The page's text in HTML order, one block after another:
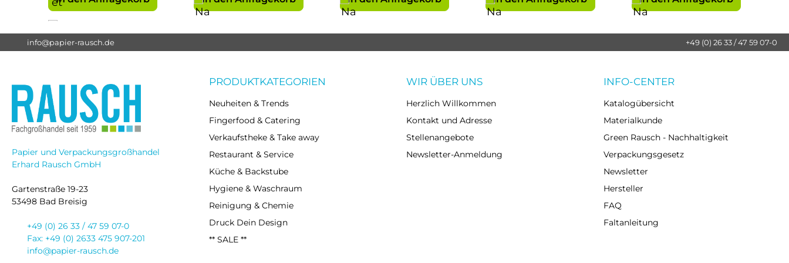
info@papier-rausch.de +49 (0) 26 33 / 47 59 07-0
Papier und Verpackungsgroßhandel
Erhard Rausch GmbH
Gartenstraße 19-23
53498 Bad Breisig
+49 (0) 26 33 / 47 59 07-0
Fax: +49 (0) 2633 475 907-201
info@papier-rausch.de
PRODUKTKATEGORIEN
Neuheiten & Trends
Fingerfood & Catering
Verkaufstheke & Take away
Restaurant & Service
Küche & Backstube
Hygiene & Waschraum
Reinigung & Chemie
Druck Dein Design
** SALE **
WIR ÜBER UNS
Herzlich Willkommen
Kontakt und Adresse
Stellenangebote
Newsletter-Anmeldung
INFO-CENTER
Katalogübersicht
Materialkunde
Green Rausch - Nachhaltigkeit
Verpackungsgesetz
Newsletter
Hersteller
FAQ
Faltanleitung